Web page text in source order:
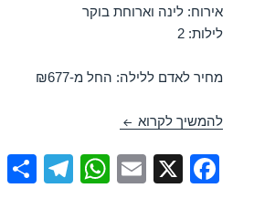
אירוח: לינה וארוחת בוקר
לילות: 2
מחיר לאדם ללילה: החל מ-₪677
להמשיך לקרוא חופשה במלון הרודס ים המלח –
F
X
E
W
T